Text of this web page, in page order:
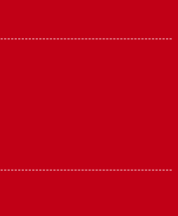
山东省枣庄市滕州市北辛路与善国路交叉口欧米茄售后服务中心（需提前预约）